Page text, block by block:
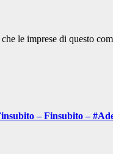
le imprese di questo
– Finsubito –